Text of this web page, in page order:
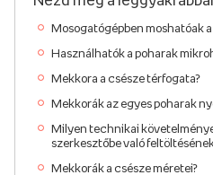
Mosogatógépben moshatóak a
Használhatók a poharak
Mekkora a csésze térfogata?
Mekkorák az egyes poharak
Milyen technikai
szerkesztőbe való
Mekkorák a csésze méretei?